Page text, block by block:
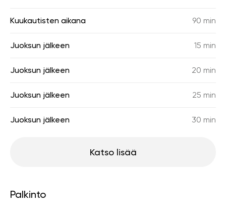
Kuukautisten aikana 90 min
Juoksun jälkeen 15 min
Juoksun jälkeen 20 min
Juoksun jälkeen 25 min
Juoksun jälkeen 30 min
Katso lisää
Palkinto